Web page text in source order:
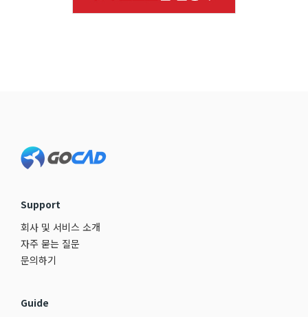
Support
회사 및 서비스 소개
자주 묻는 질문
문의하기
Guide